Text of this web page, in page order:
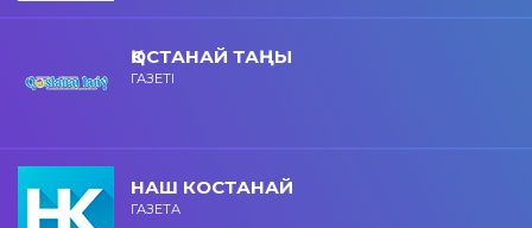
ҚОСТАНАЙ ТАҢЫ
ГАЗЕТІ
НАШ КОСТАНАЙ
ГАЗЕТА